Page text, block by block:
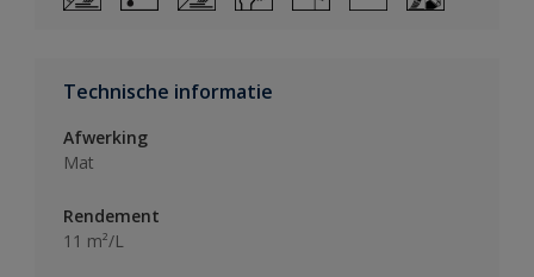
Technische informatie
Afwerking
Mat
Rendement
11 m²/L